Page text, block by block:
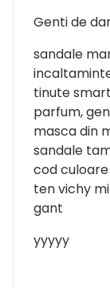
Genti de
sandale
tinute
parfum,
masca din
sandale
cod
ten vichy
gant
yyyyy